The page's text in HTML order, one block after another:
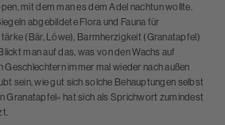
mit dem man es dem Adel nachtun wollte.
abgebildete Flora und Fauna für
(Bär, Löwe), Barmherzigkeit (Granatapfel)
man auf das, was von den Wachs auf
immer mal wieder nach außen
sein, wie gut sich solche Behauptungen selbst
Granatapfel« hat sich als Sprichwort zumindest